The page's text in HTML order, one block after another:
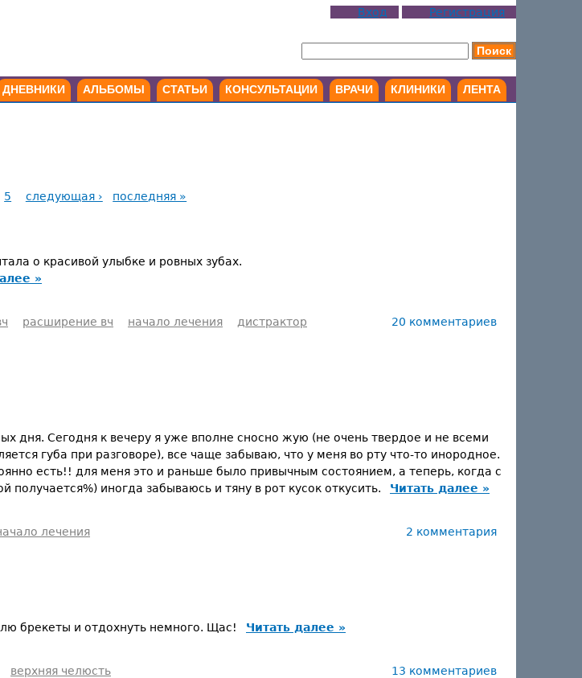
Вход Регистрация
ДНЕВНИКИ АЛЬБОМЫ СТАТЬИ КОНСУЛЬТАЦИИ ВРАЧИ КЛИНИКИ ЛЕНТА
5 следующая › последняя »
о красивой улыбке и ровных зубах.
»
расширение вч начало лечения дистрактор 20 комментариев
дня. Сегодня к вечеру я уже вполне сносно жую (не очень твердое и не всеми
губа при разговоре), все чаще забываю, что у меня во рту что-то инородное.
есть!! для меня это и раньше было привычным состоянием, а теперь, когда с
иногда забываюсь и тяну в рот кусок откусить.
Читать далее »
лечения 2 комментария
брекеты и отдохнуть немного. Щас! Читать далее »
верхняя челюсть 13 комментариев